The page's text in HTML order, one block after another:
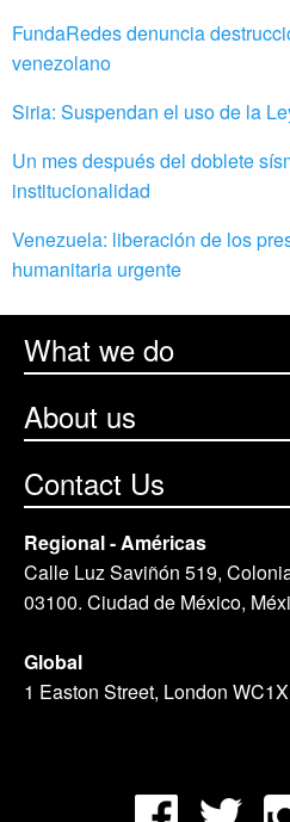
FundaRedes denuncia
venezolano
Siria: Suspendan el uso de la
Un mes después del doblete
institucionalidad
Venezuela: liberación de los
humanitaria urgente
What we do
About us
Contact Us
Regional - Américas
Calle Luz Saviñón 519,
03100. Ciudad de México,
Global
1 Easton Street, London